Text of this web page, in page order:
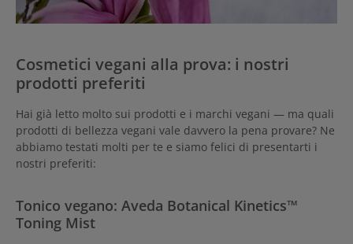
Cosmetici vegani alla prova: i nostri
prodotti preferiti
Hai già letto molto sui prodotti e i marchi vegani — ma quali
prodotti di bellezza vegani vale davvero la pena provare? Ne
abbiamo testati molti per te e siamo felici di presentarti i
nostri preferiti:
Tonico vegano: Aveda Botanical Kinetics™
Toning Mist